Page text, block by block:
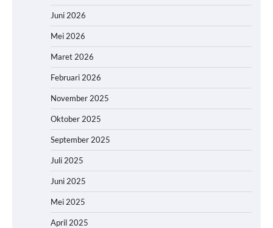
Juni 2026
Mei 2026
Maret 2026
Februari 2026
November 2025
Oktober 2025
September 2025
Juli 2025
Juni 2025
Mei 2025
April 2025